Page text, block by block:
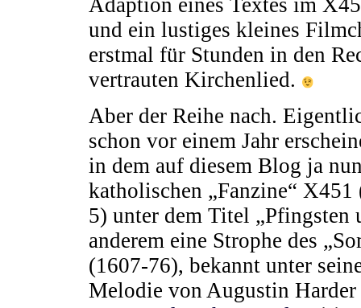
Adaption eines Textes im
und ein lustiges kleines
erstmal für Stunden in den
vertrauten Kirchenlied.
Aber der Reihe nach.
schon vor einem Jahr
in dem auf diesem Blog ja
katholischen „Fanzine“
5) unter dem Titel „Pfingsten
anderem eine Strophe des
(1607-76), bekannt unter
Melodie von Augustin